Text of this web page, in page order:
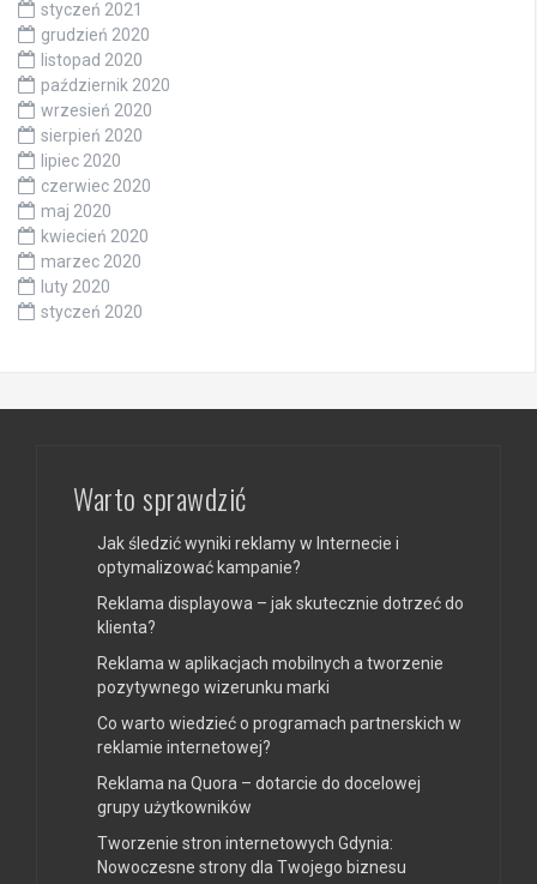
styczeń 2021
grudzień 2020
listopad 2020
październik 2020
wrzesień 2020
sierpień 2020
lipiec 2020
czerwiec 2020
maj 2020
kwiecień 2020
marzec 2020
luty 2020
styczeń 2020
Warto sprawdzić
Jak śledzić wyniki reklamy w Internecie i
optymalizować kampanie?
Reklama displayowa – jak skutecznie dotrzeć do
klienta?
Reklama w aplikacjach mobilnych a tworzenie
pozytywnego wizerunku marki
Co warto wiedzieć o programach partnerskich w
reklamie internetowej?
Reklama na Quora – dotarcie do docelowej
grupy użytkowników
Tworzenie stron internetowych Gdynia:
Nowoczesne strony dla Twojego biznesu